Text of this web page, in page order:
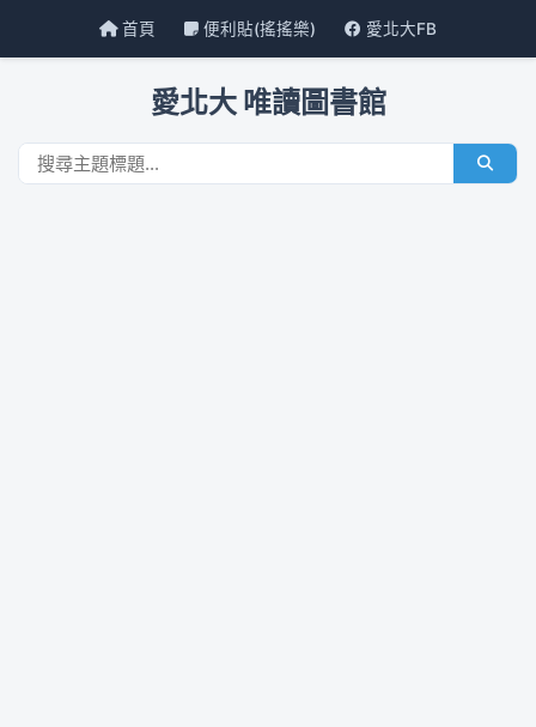
首頁 便利貼(搖搖樂) 愛北大FB
愛北大 唯讀圖書館